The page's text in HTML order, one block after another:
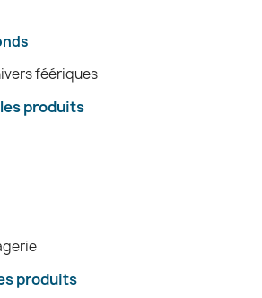
féériques
produits
produits